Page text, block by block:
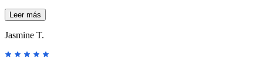
Leer más
Jasmine T.